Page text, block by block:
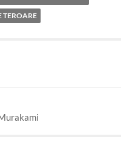
TEROARE